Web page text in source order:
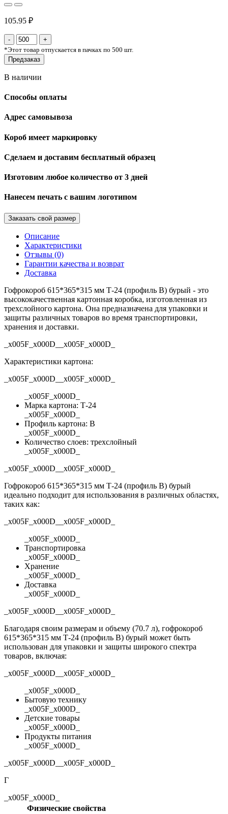
105.95 ₽
*Этот товар отпускается в пачках по 500 шт.
Предзаказ
В наличии
Способы оплаты
Адрес самовывоза
Короб имеет маркировку
Сделаем и доставим бесплатный образец
Изготовим любое количество от 3 дней
Нанесем печать с вашим логотипом
Заказать свой размер
Описание
Характеристики
Отзывы (0)
Гарантии качества и возврат
Доставка
Гофрокороб 615*365*315 мм Т-24 (профиль B) бурый - это
высококачественная картонная коробка, изготовленная из
трехслойного картона. Она предназначена для упаковки и
защиты различных товаров во время транспортировки,
хранения и доставки.
_x005F_x000D__x005F_x000D_
Характеристики картона:
_x005F_x000D__x005F_x000D_
_x005F_x000D_
Марка картона: Т-24
_x005F_x000D_
Профиль картона: В
_x005F_x000D_
Количество слоев: трехслойный
_x005F_x000D_
_x005F_x000D__x005F_x000D_
Гофрокороб 615*365*315 мм Т-24 (профиль B) бурый
идеально подходит для использования в различных областях,
таких как:
_x005F_x000D__x005F_x000D_
_x005F_x000D_
Транспортировка
_x005F_x000D_
Хранение
_x005F_x000D_
Доставка
_x005F_x000D_
_x005F_x000D__x005F_x000D_
Благодаря своим размерам и объему (70.7 л), гофрокороб
615*365*315 мм Т-24 (профиль B) бурый может быть
использован для упаковки и защиты широкого спектра
товаров, включая:
_x005F_x000D__x005F_x000D_
_x005F_x000D_
Бытовую технику
_x005F_x000D_
Детские товары
_x005F_x000D_
Продукты питания
_x005F_x000D_
_x005F_x000D__x005F_x000D_
Г
_x005F_x000D_
Физические свойства